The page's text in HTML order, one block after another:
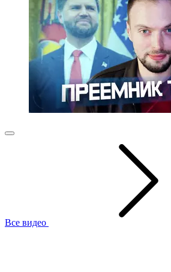
Все видео